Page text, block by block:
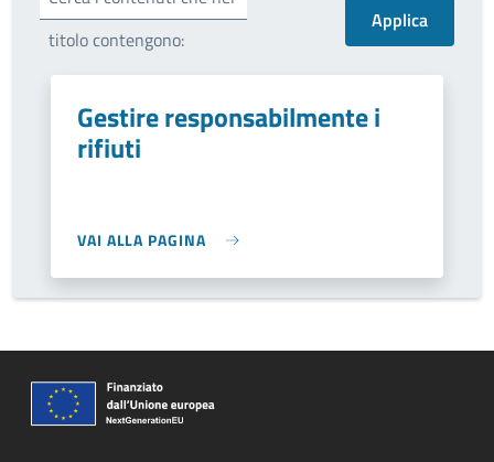
titolo contengono:
Gestire responsabilmente i
rifiuti
VAI ALLA PAGINA